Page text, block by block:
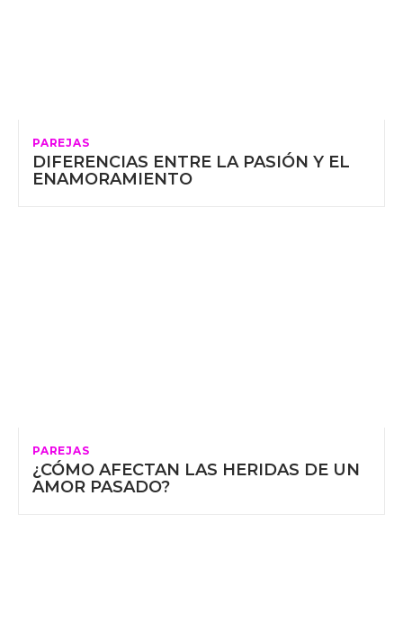
PAREJAS
DIFERENCIAS ENTRE LA PASIÓN Y EL
ENAMORAMIENTO
PAREJAS
¿CÓMO AFECTAN LAS HERIDAS DE UN
AMOR PASADO?